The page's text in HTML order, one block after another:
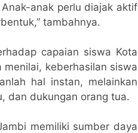
anak perlu diajak aktif
tambahnya.
capaian siswa Kota
keberhasilan siswa
hal instan, melainkan
dan dukungan orang tua.
memiliki sumber daya